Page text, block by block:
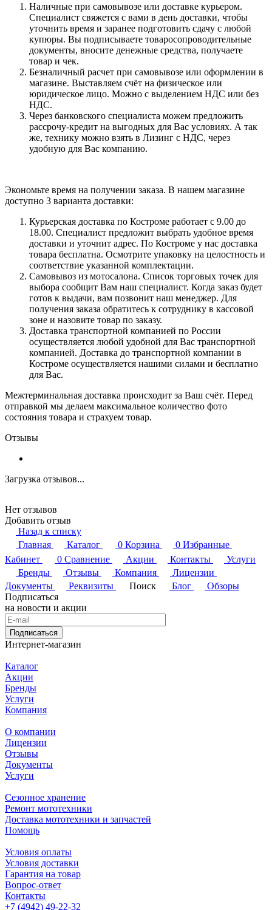
Наличные при самовывозе или доставке курьером.
Специалист свяжется с вами в день доставки, чтобы
уточнить время и заранее подготовить сдачу с любой
купюры. Вы подписываете товаросопроводительные
документы, вносите денежные средства, получаете
товар и чек.
Безналичный расчет при самовывозе или оформлении в
магазине. Выставляем счёт на физическое или
юридическое лицо. Можно с выделением НДС или без
НДС.
Через банковского специалиста можем предложить
рассрочу-кредит на выгодных для Вас условиях. А так
же, технику можно взять в Лизинг с НДС, через
удобную для Вас компанию.
Экономьте время на получении заказа. В нашем магазине
доступно 3 варианта доставки:
Курьерская доставка по Костроме работает с 9.00 до
18.00. Специалист предложит выбрать удобное время
доставки и уточнит адрес. По Костроме у нас доставка
товара бесплатна. Осмотрите упаковку на целостность и
соответствие указанной комплектации.
Самовывоз из мотосалона. Список торговых точек для
выбора сообщит Вам наш специалист. Когда заказ будет
готов к выдачи, вам позвонит наш менеджер. Для
получения заказа обратитесь к сотруднику в кассовой
зоне и назовите товар по заказу.
Доставка транспортной компанией по России
осуществляется любой удобной для Вас транспортной
компанией. Доставка до транспортной компании в
Костроме осуществляется нашими силами и бесплатно
для Вас.
Межтерминальная доставка происходит за Ваш счёт. Перед
отправкой мы делаем максимальное количество фото
состояния товара и страхуем товар.
Отзывы
Загрузка отзывов...
Нет отзывов
Добавить отзыв
Назад к списку
Главная
Каталог 0 Корзина 0 Избранные
Кабинет
0 Сравнение Акции Контакты
Услуги
Бренды
Отзывы Компания
Лицензии
Документы
Реквизиты Поиск Блог
Обзоры
Подписаться
на новости и акции
Подписаться
Интернет-магазин
Каталог
Акции
Бренды
Услуги
Компания
О компании
Лицензии
Отзывы
Документы
Услуги
Сезонное хранение
Ремонт мототехники
Доставка мототехники и запчастей
Помощь
Условия оплаты
Условия доставки
Гарантия на товар
Вопрос-ответ
Контакты
+7 (4942) 49-22-32